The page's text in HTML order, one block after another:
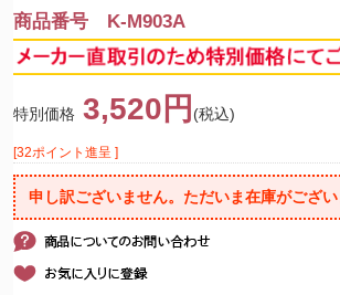
商品番号 K-M903A
特別価格 3,520円 (税込)
[32ポイント進呈 ]
申し訳ございません。ただいま在庫がござい